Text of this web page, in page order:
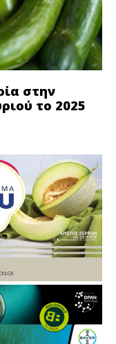
στην
το 2025